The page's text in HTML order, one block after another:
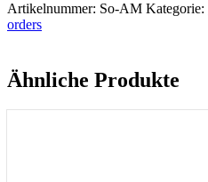
Artikelnummer: So-AM Kategorie:
orders
Ähnliche Produkte